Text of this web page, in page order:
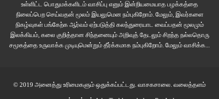
உள்ளிட்ட பொதுமக்களிடம் வாசிப்பு எனும் இன்றியமையாத பழக்கத்தை
நிலைப்பெற செய்வதன் மூலம் இயலுமென நம்புகிறோம். மேலும், இவர்களை
நிகழ்வுகள் பங்கேற்க ஆர்வம் ஏற்படுத்தி கலந்துரையாட வைப்பதன் மூலமும்
இலக்கியம், கலை குறித்தான சிந்தனையும் அறிவுத் தேடலும் சிறந்த நல்லதொரு
சமூகத்தை உருவாக்க முடியுமென்றும் தீர்க்கமாக நம்புகிறோம். மேலும் வாசிக்க...
© 2019 அனைத்து உரிமைகளும் ஒதுக்கப்பட்டது. வாசகசாலை. வலைத்தளம்